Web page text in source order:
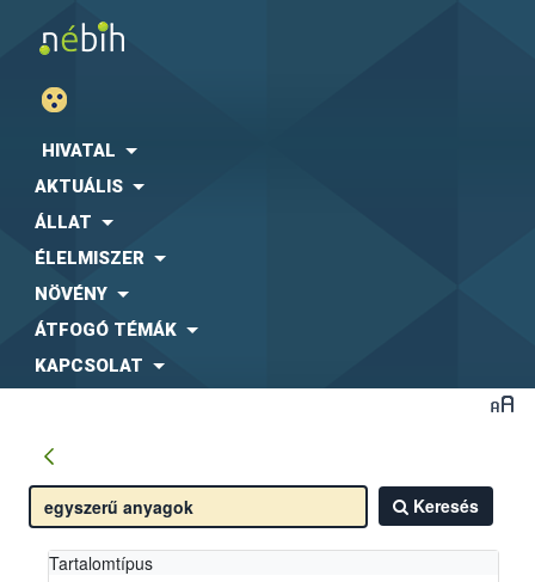
HIVATAL
AKTUÁLIS
ÁLLAT
ÉLELMISZER
NÖVÉNY
ÁTFOGÓ TÉMÁK
KAPCSOLAT
Keresés
Tartalomtípus